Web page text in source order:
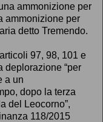
ammonizione per
ammonizione per
detto Tremendo.
97, 98, 101 e
deplorazione “per
a un
dopo la terza
del Leocorno”,
118/2015